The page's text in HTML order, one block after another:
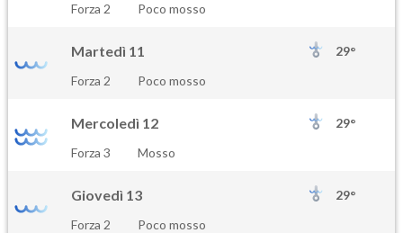
Forza 2
Poco mosso
Martedì 11
29°
Forza 2
Poco mosso
Mercoledì 12
29°
Forza 3
Mosso
Giovedì 13
29°
Forza 2
Poco mosso